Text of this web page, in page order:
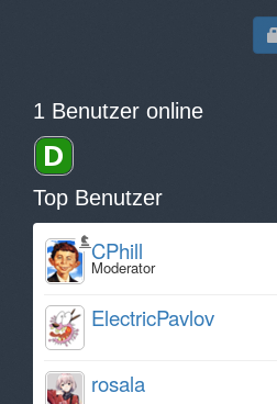
1 Benutzer online
Top Benutzer
CPhill
Moderator
ElectricPavlov
rosala